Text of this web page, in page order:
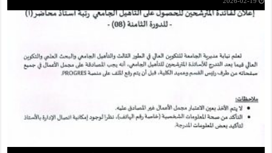
إعلان عن برنامج منح الدراسات العليا (ماستر ودكتوراه) بإندونيسيا